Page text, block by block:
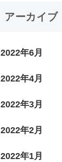
アーカイブ
2022年6月
2022年4月
2022年3月
2022年2月
2022年1月